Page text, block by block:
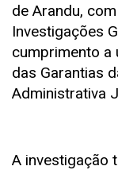
de Arandu,
Investigações
cumprimento a
das Garantias
Administrativa
A investigação